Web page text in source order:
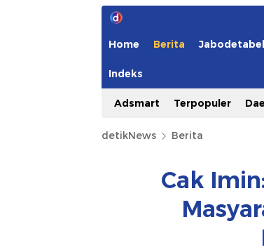
Home Berita
Indeks
Adsmart Terpopuler
detikNews Berita
Cak